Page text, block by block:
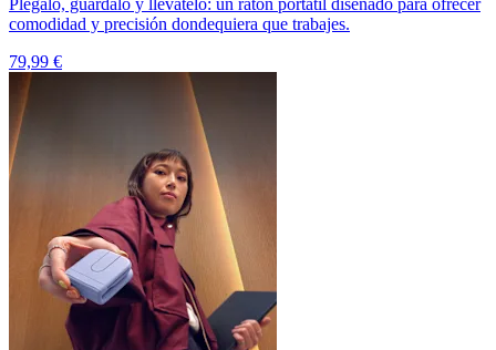
comodidad y precisión dondequiera que trabajes.
79,99 €